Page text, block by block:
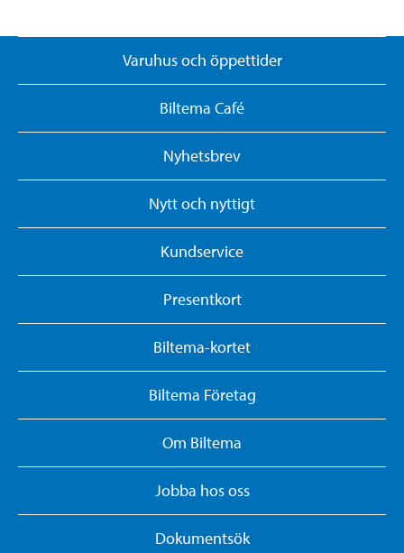
Varuhus och öppettider
Biltema Café
Nyhetsbrev
Nytt och nyttigt
Kundservice
Presentkort
Biltema-kortet
Biltema Företag
Om Biltema
Jobba hos oss
Dokumentsök